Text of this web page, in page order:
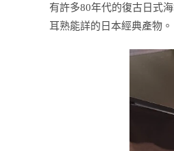
有許多80年代的復古日式
耳熟能詳的日本經典產物。